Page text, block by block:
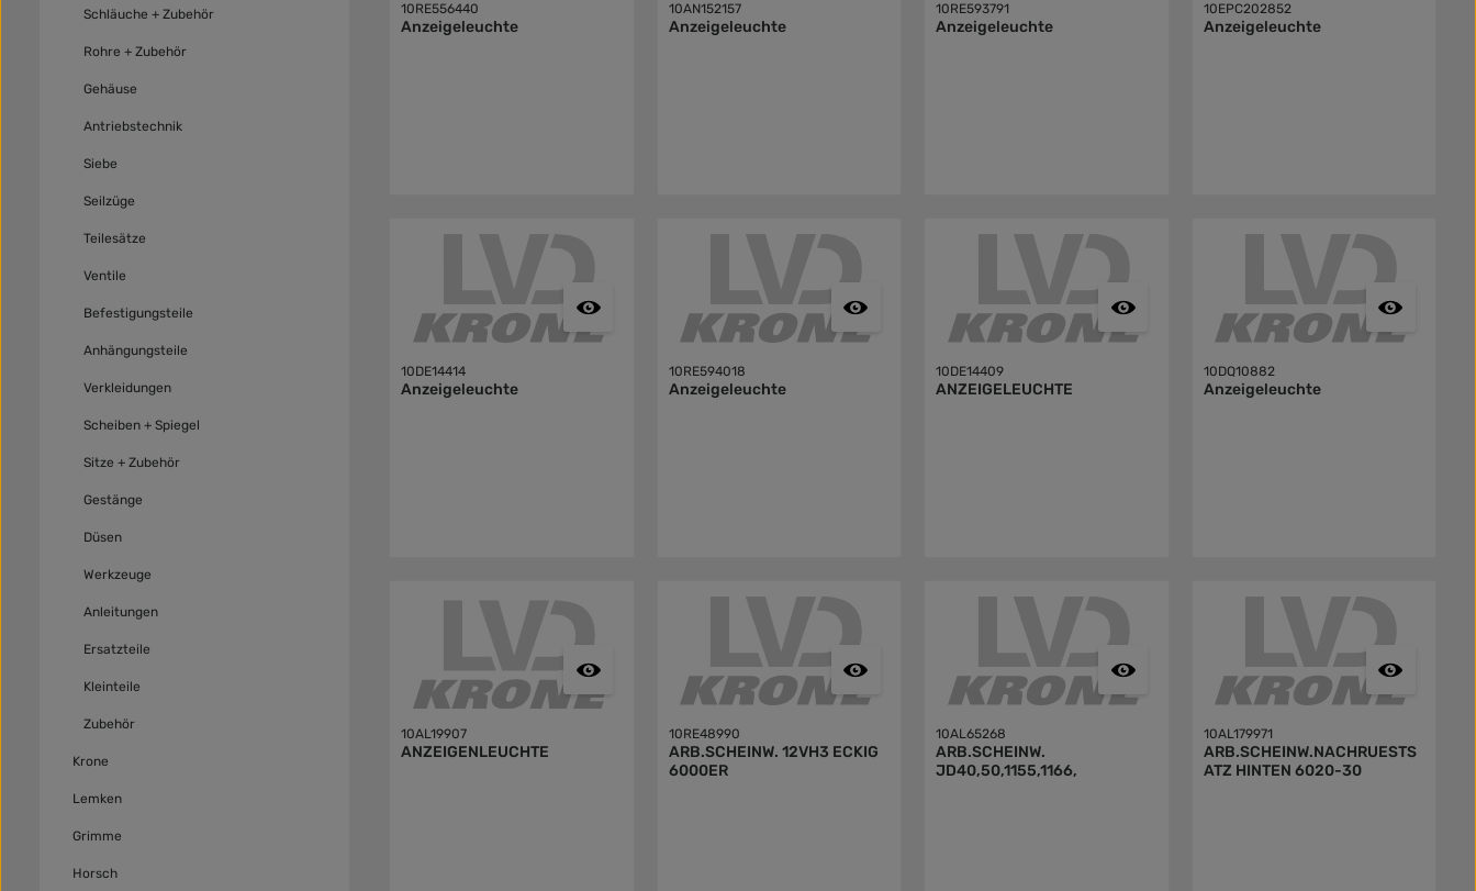
Schläuche + Zubehör
Rohre + Zubehör
Gehäuse
Antriebstechnik
Siebe
Seilzüge
Teilesätze
Ventile
Befestigungsteile
Anhängungsteile
Verkleidungen
Scheiben + Spiegel
Sitze + Zubehör
Gestänge
Düsen
Werkzeuge
Anleitungen
Ersatzteile
Kleinteile
Zubehör
Krone
Lemken
Grimme
Horsch
10RE556440
Anzeigeleuchte
10AN152157
Anzeigeleuchte
10RE593791
Anzeigeleuchte
10EPC202852
Anzeigeleuchte
10DE14414
Anzeigeleuchte
10RE594018
Anzeigeleuchte
10DE14409
ANZEIGELEUCHTE
10DQ10882
Anzeigeleuchte
10AL19907
ANZEIGENLEUCHTE
10RE48990
ARB.SCHEINW. 12VH3 ECKIG
6000ER
10AL65268
ARB.SCHEINW.
JD40,50,1155,1166,
10AL179971
ARB.SCHEINW.NACHRUESTS
ATZ HINTEN 6020-30